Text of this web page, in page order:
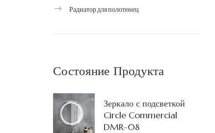
Радиатор для полотенец
Состояние Продукта
Зеркало с подсветкой
Circle Commercial
DMR-08